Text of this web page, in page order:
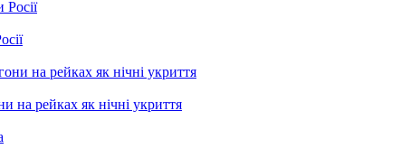
на рейках як нічні укриття